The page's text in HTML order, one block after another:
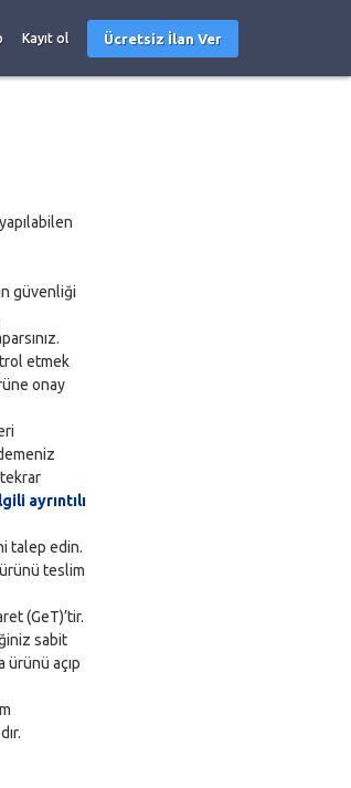
Kayıt ol Ücretsiz İlan Ver
güvenliği
etmek
onay
ayrıntılı
talep edin.
teslim
(GeT)’tir.
sabit
ürünü açıp